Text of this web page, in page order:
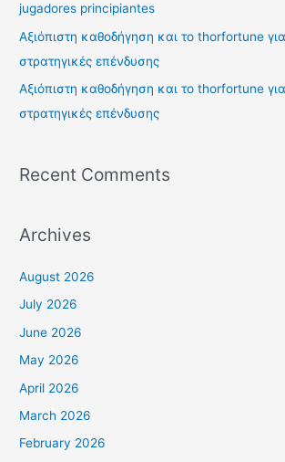
jugadores principiantes
Αξιόπιστη καθοδήγηση και το thorfortune
στρατηγικές επένδυσης
Αξιόπιστη καθοδήγηση και το thorfortune
στρατηγικές επένδυσης
Recent Comments
Archives
August 2026
July 2026
June 2026
May 2026
April 2026
March 2026
February 2026